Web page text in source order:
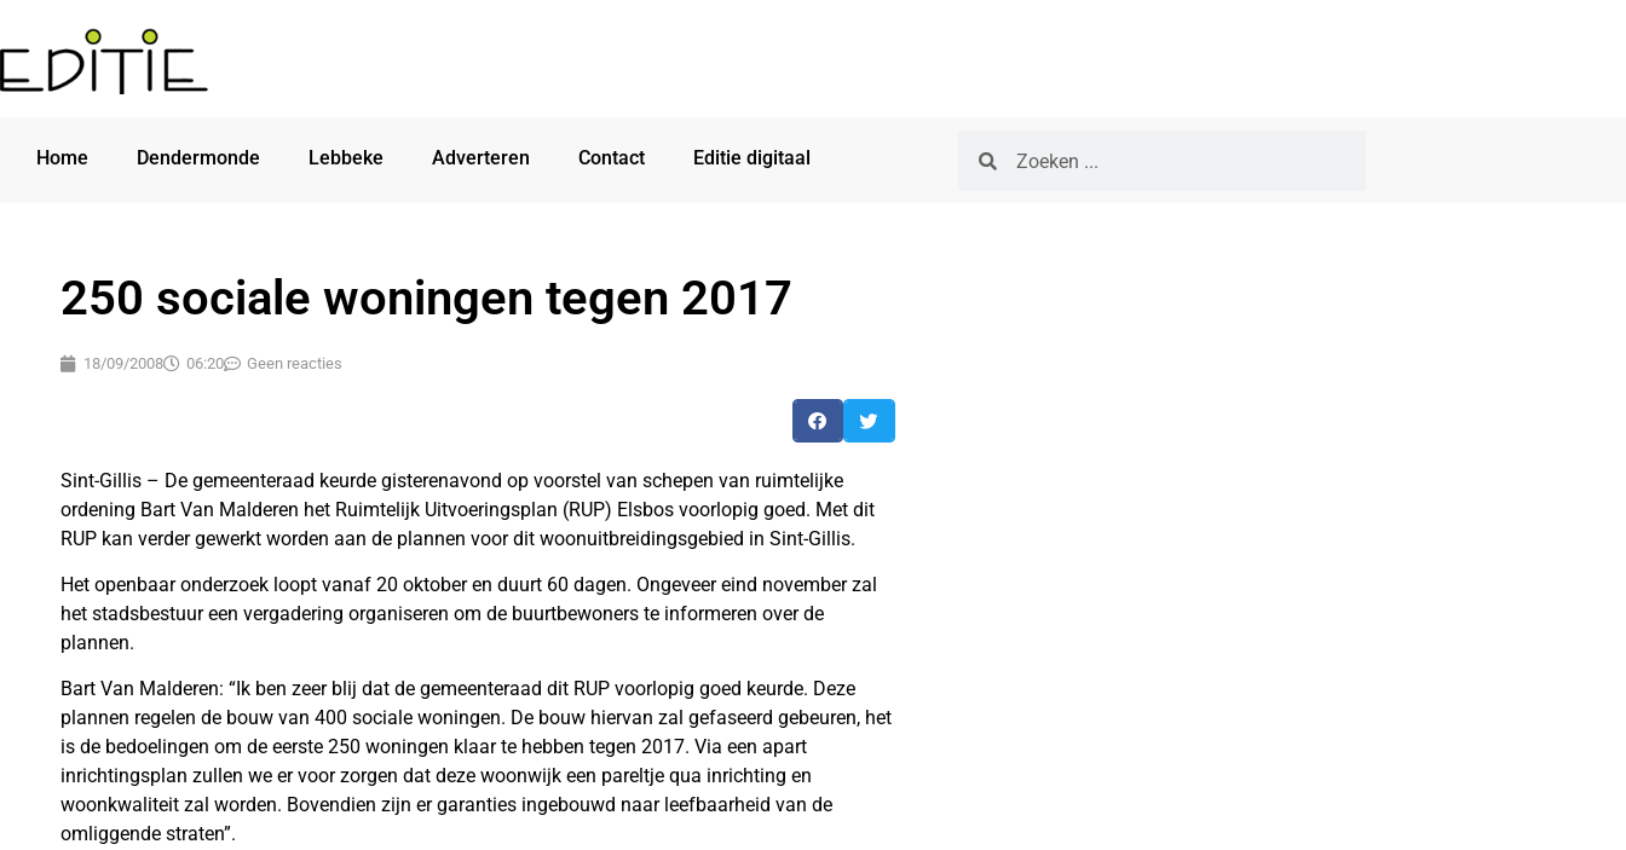
Home Dendermonde Lebbeke Adverteren Contact Editie digitaal
250 sociale woningen tegen 2017
18/09/2008 06:20 Geen reacties
Sint-Gillis – De gemeenteraad keurde gisterenavond op voorstel van schepen van ruimtelijke
ordening Bart Van Malderen het Ruimtelijk Uitvoeringsplan (RUP) Elsbos voorlopig goed. Met dit
RUP kan verder gewerkt worden aan de plannen voor dit woonuitbreidingsgebied in Sint-Gillis.
Het openbaar onderzoek loopt vanaf 20 oktober en duurt 60 dagen. Ongeveer eind november zal
het stadsbestuur een vergadering organiseren om de buurtbewoners te informeren over de
plannen.
Bart Van Malderen: “Ik ben zeer blij dat de gemeenteraad dit RUP voorlopig goed keurde. Deze
plannen regelen de bouw van 400 sociale woningen. De bouw hiervan zal gefaseerd gebeuren, het
is de bedoelingen om de eerste 250 woningen klaar te hebben tegen 2017. Via een apart
inrichtingsplan zullen we er voor zorgen dat deze woonwijk een pareltje qua inrichting en
woonkwaliteit zal worden. Bovendien zijn er garanties ingebouwd naar leefbaarheid van de
omliggende straten”.